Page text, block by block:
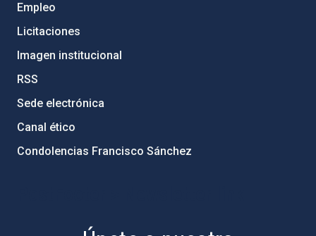
Empleo
Licitaciones
Imagen institucional
RSS
Sede electrónica
Canal ético
Condolencias Francisco Sánchez